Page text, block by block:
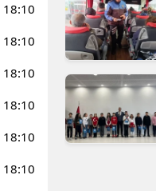
18:10
18:10
18:10
18:10
18:10
18:10